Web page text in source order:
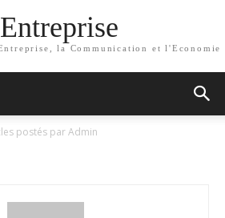
la Communication et l'Economie
postés par Admin